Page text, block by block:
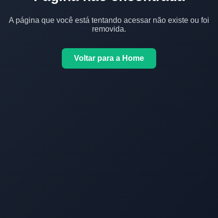
A página que você está tentando acessar não existe ou foi
removida.
Voltar para a Home